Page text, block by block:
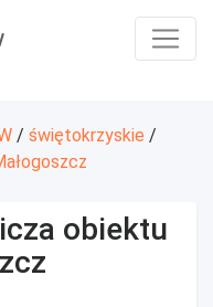
/ świętokrzyskie /
obiektu